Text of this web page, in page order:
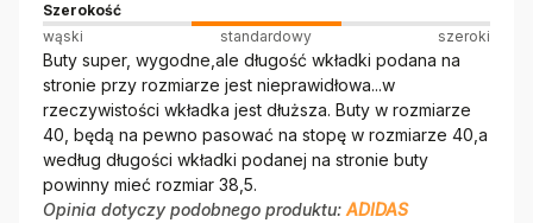
Szerokość
wąski
standardowy szeroki
Buty super, wygodne,ale długość wkładki podana na
stronie przy rozmiarze jest nieprawidłowa...w
rzeczywistości wkładka jest dłuższa. Buty w rozmiarze
40, będą na pewno pasować na stopę w rozmiarze 40,a
według długości wkładki podanej na stronie buty
powinny mieć rozmiar 38,5.
Opinia dotyczy podobnego produktu:ADIDAS